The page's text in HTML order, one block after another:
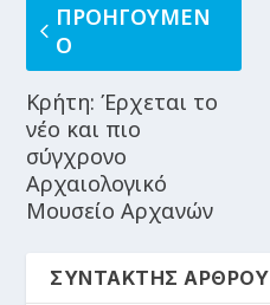
ΠΡΟΗΓΟΥΜΕΝ
Ο
Κρήτη: Έρχεται το
νέο και πιο
σύγχρονο
Αρχαιολογικό
Μουσείο Αρχανών
ΣΥΝΤΑΚΤΗΣ ΑΡΘΡΟΥ